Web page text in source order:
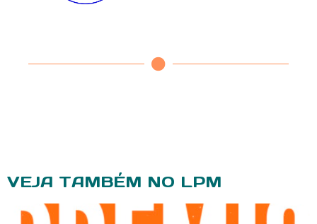
VEJA TAMBÉM NO LPM